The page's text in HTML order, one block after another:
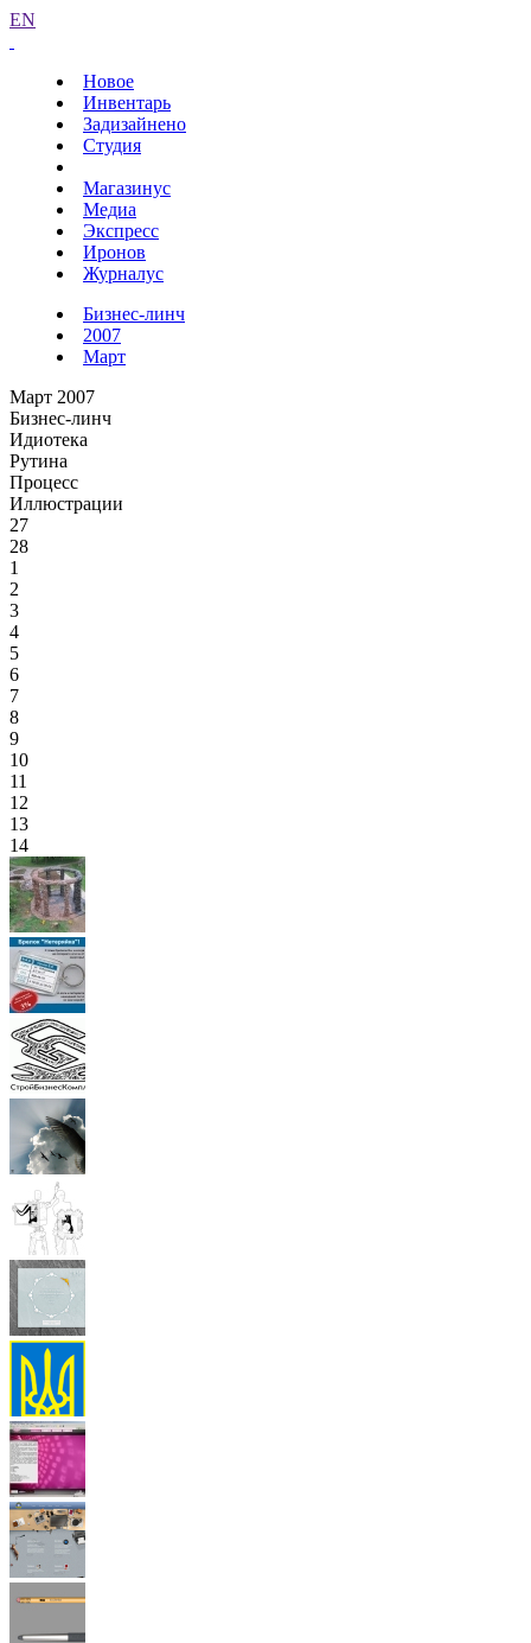
EN
Новое
Инвентарь
Задизайнено
Студия
Магазинус
Медиа
Экспресс
Иронов
Журналус
Бизнес-линч
2007
Март
Март 2007
Бизнес-линч
Идиотека
Рутина
Процесс
Иллюстрации
27
28
1
2
3
4
5
6
7
8
9
10
11
12
13
14